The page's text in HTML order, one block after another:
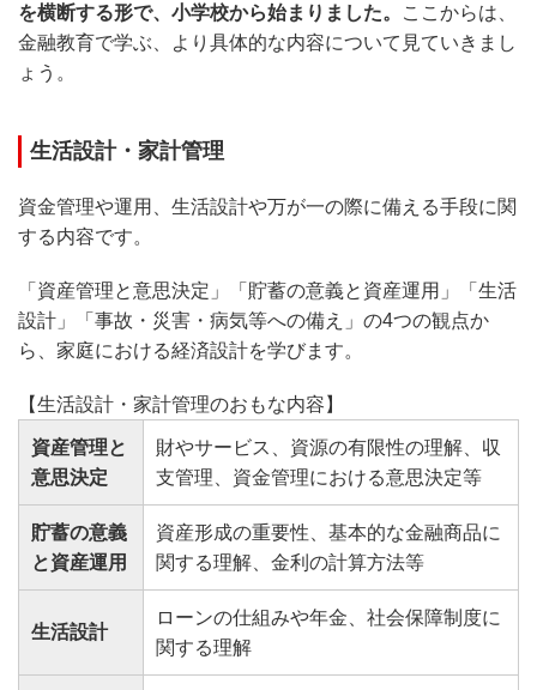
を横断する形で、小学校から始まりました。
ここからは、
金融教育で学ぶ、より具体的な内容について見ていきまし
ょう。
生活設計・家計管理
資金管理や運用、生活設計や万が一の際に備える手段に関
する内容です。
「資産管理と意思決定」「貯蓄の意義と資産運用」「生活
設計」「事故・災害・病気等への備え」の4つの観点か
ら、家庭における経済設計を学びます。
【生活設計・家計管理のおもな内容】
資産管理と
意思決定
財やサービス、資源の有限性の理解、収
支管理、資金管理における意思決定等
貯蓄の意義
と資産運用
資産形成の重要性、基本的な金融商品に
関する理解、金利の計算方法等
生活設計
ローンの仕組みや年金、社会保障制度に
関する理解